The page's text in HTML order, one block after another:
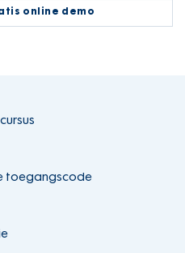
online demo
toegangscode